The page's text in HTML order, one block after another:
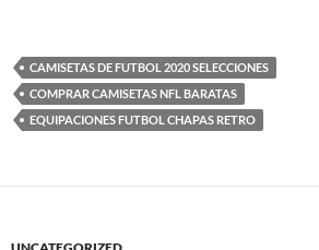
CAMISETAS DE FUTBOL 2020 SELECCIONES
COMPRAR CAMISETAS NFL BARATAS
EQUIPACIONES FUTBOL CHAPAS RETRO